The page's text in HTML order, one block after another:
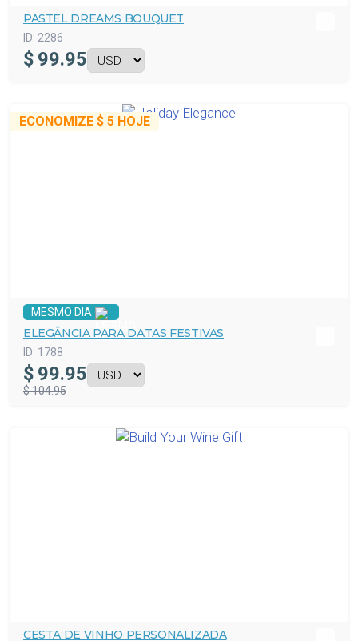
PASTEL DREAMS BOUQUET
ID: 2286
$ 99.95
ECONOMIZE $ 5 HOJE
MESMO DIA
ELEGÂNCIA PARA DATAS FESTIVAS
ID: 1788
$ 99.95
$ 104.95
CESTA DE VINHO PERSONALIZADA